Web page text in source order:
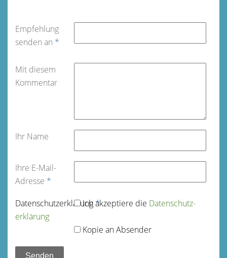
Empfehlung
senden an *
Mit diesem
Kommentar
Ihr Name
Ihre E-Mail-
Adresse *
Datenschutz­erklärung*
Ich akzeptiere die Datenschutz­
erklärung
Kopie an Absender